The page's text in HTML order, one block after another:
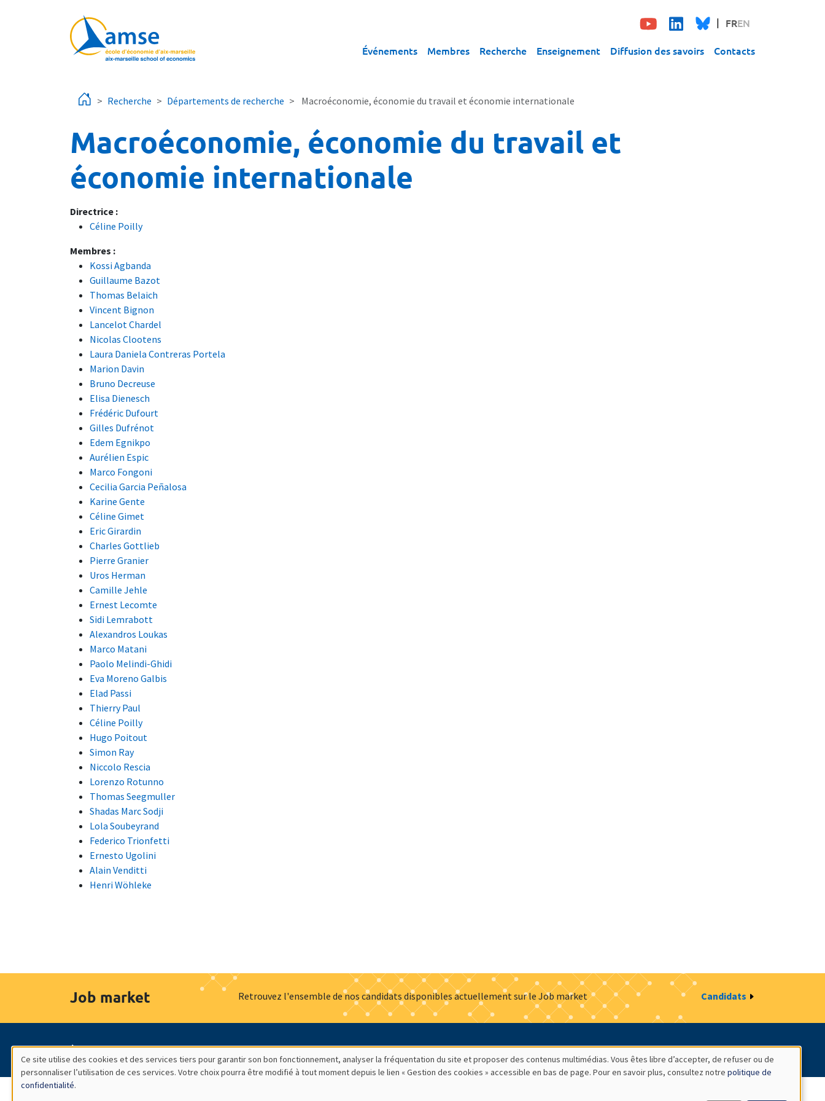
FREN
Événements Membres Recherche Enseignement Diffusion des savoirs Contacts
Recherche Départements de recherche Macroéconomie, économie du travail et économie internationale
Macroéconomie, économie du travail et
économie internationale
Directrice :
Céline Poilly
Membres :
Kossi Agbanda
Guillaume Bazot
Thomas Belaich
Vincent Bignon
Lancelot Chardel
Nicolas Clootens
Laura Daniela Contreras Portela
Marion Davin
Bruno Decreuse
Elisa Dienesch
Frédéric Dufourt
Gilles Dufrénot
Edem Egnikpo
Aurélien Espic
Marco Fongoni
Cecilia Garcia Peñalosa
Karine Gente
Céline Gimet
Eric Girardin
Charles Gottlieb
Pierre Granier
Uros Herman
Camille Jehle
Ernest Lecomte
Sidi Lemrabott
Alexandros Loukas
Marco Matani
Paolo Melindi-Ghidi
Eva Moreno Galbis
Elad Passi
Thierry Paul
Céline Poilly
Hugo Poitout
Simon Ray
Niccolo Rescia
Lorenzo Rotunno
Thomas Seegmuller
Shadas Marc Sodji
Lola Soubeyrand
Federico Trionfetti
Ernesto Ugolini
Alain Venditti
Henri Wöhleke
Job market Retrouvez l'ensemble de nos candidats disponibles actuellement sur le Job market Candidats
À propos Nos engagements Hommage à Actualités Offres d'emploi Presse Mentions légales Gestion des cookies Intranet
Utilisation
Ce site utilise des cookies et des services tiers pour garantir son bon fonctionnement, analyser la fréquentation du site et proposer des contenus multimédias. Vous êtes libre d’accepter, de refuser ou de
personnaliser l’utilisation de ces services. Votre choix pourra être modifié à tout moment depuis le lien « Gestion des cookies » accessible en bas de page. Pour en savoir plus, consultez notre politique de
confidentialité.